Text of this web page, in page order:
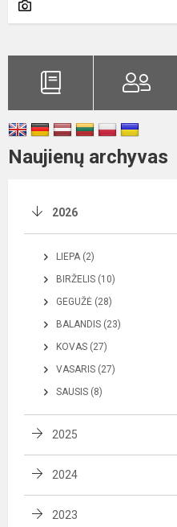
Naujienų archyvas
2026
LIEPA (2)
BIRŽELIS (10)
GEGUŽĖ (28)
BALANDIS (23)
KOVAS (27)
VASARIS (27)
SAUSIS (8)
2025
2024
2023